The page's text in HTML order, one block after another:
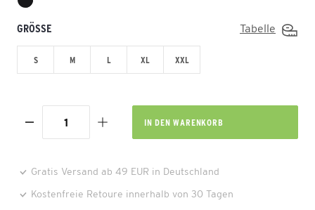
GRÖSSE Tabelle
S M L XL XXL
IN DEN WARENKORB
Gratis Versand ab 49 EUR in Deutschland
Kostenfreie Retoure innerhalb von 30 Tagen